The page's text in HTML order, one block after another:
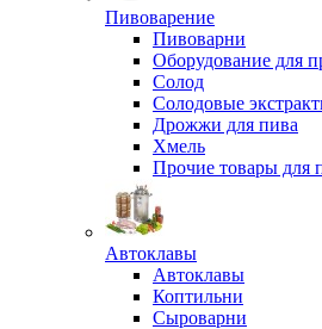
Пивоварение
Пивоварни
Оборудование для
Солод
Солодовые
Дрожжи для пива
Хмель
Прочие товары для
Автоклавы
Автоклавы
Коптильни
Сыроварни